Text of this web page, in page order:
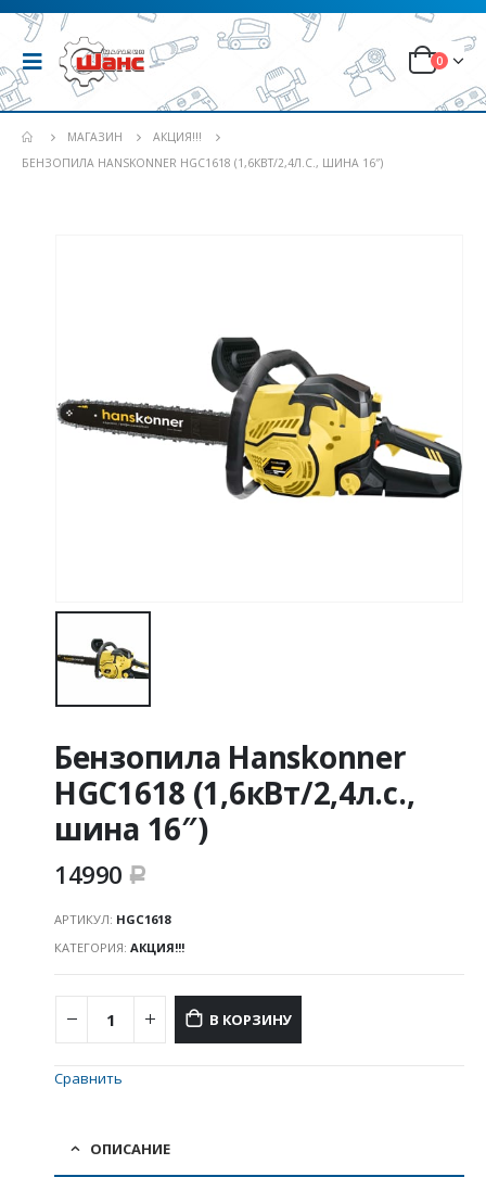
0
МАГАЗИН
АКЦИЯ!!!
БЕНЗОПИЛА HANSKONNER HGC1618 (1,6КВТ/2,4Л.С., ШИНА 16″)
Бензопила Hanskonner
HGC1618 (1,6кВт/2,4л.с.,
шина 16″)
14990 Р
АРТИКУЛ: HGC1618
КАТЕГОРИЯ: АКЦИЯ!!!
В КОРЗИНУ
Сравнить
ОПИСАНИЕ